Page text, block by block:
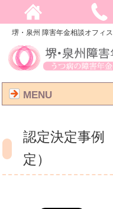
堺・泉州 障害年金相談オフィ
MENU
認定決定事例
定）